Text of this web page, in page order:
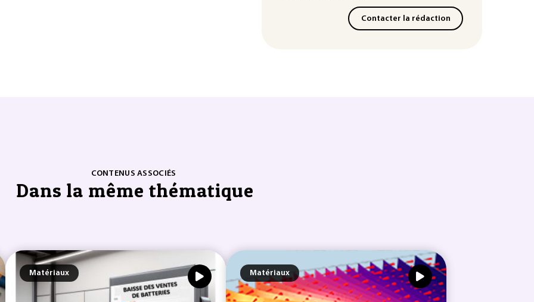
Contacter la rédaction
CONTENUS ASSOCIÉS
Dans la même thématique
Matériaux Matériaux